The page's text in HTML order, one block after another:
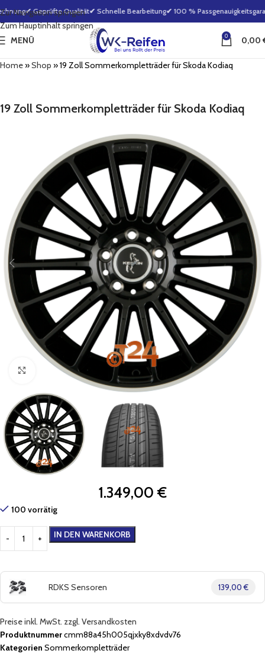
Zur Navigation springen
Zum Hauptinhalt springen
✔ Geprüfte Qualität✔ Schnelle Bearbeitung✔ 100 %
MENÜ 0 0,00
Home»Shop »19 Zoll Sommerkompletträder für Skoda Kodiaq
19 Zoll Sommerkompletträder für Skoda Kodiaq
Zum Vergrößern klicken
1.349,00 €
100 vorrätig
IN DEN WARENKORB
RDKS Sensoren 139,00 €
Preise inkl. MwSt. zzgl. Versandkosten
Produktnummercmm88a45h005qjxky8xdvdv76
Kategorien Sommerkompletträder